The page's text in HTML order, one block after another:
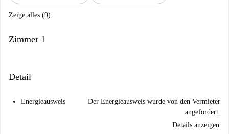
Zeige alles (9)
Zimmer 1
Detail
Energieausweis
Der Energieausweis wurde von den Vermieter
angefordert.
Details anzeigen